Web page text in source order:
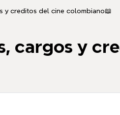
y creditos del cine colombiano📖
cargos y